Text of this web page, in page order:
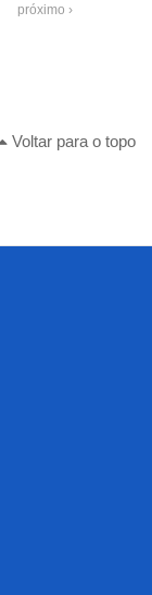
próximo ›
Voltar para o topo